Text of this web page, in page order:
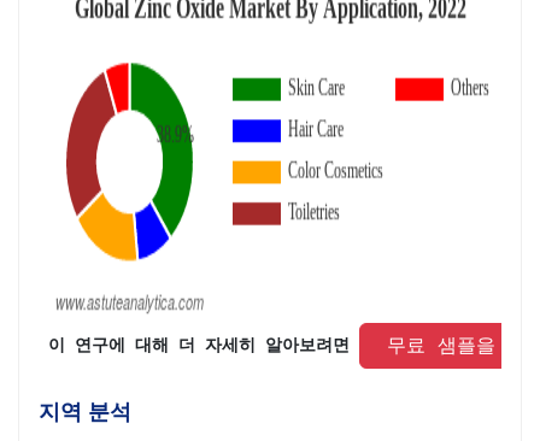
이 연구에 대해 더 자세히 알아보려면 무료 샘플을 요
지역 분석